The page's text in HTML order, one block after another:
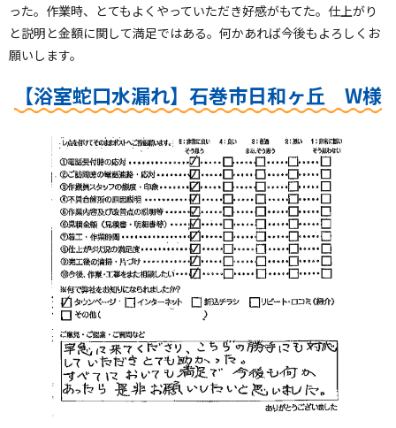
った。作業時、とてもよくやっていただき好感がもてた。仕上がり
と説明と金額に関して満足ではある。何かあれば今後もよろしくお
願いします。
【浴室蛇口水漏れ】石巻市日和ヶ丘 W様